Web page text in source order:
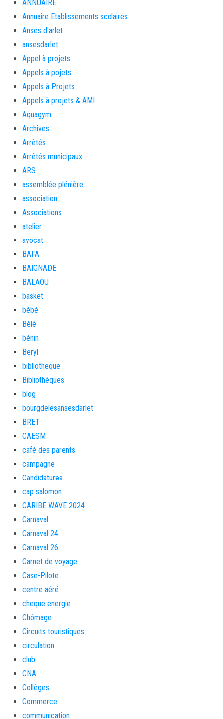
ANNUAIRE
Annuaire Etablissements scolaires
Anses d'arlet
ansesdarlet
Appel à projets
Appels à pojets
Appels à Projets
Appels à projets & AMI
Aquagym
Archives
Arrêtés
Arrêtés municipaux
ARS
assemblée plénière
association
Associations
atelier
avocat
BAFA
BAIGNADE
BALAOU
basket
bébé
Bèlè
bénin
Beryl
bibliotheque
Bibliothèques
blog
bourgdelesansesdarlet
BRET
CAESM
café des parents
campagne
Candidatures
cap salomon
CARIBE WAVE 2024
Carnaval
Carnaval 24
Carnaval 26
Carnet de voyage
Case-Pilote
centre aéré
cheque energie
Chômage
Circuits touristiques
circulation
club
CNA
Collèges
Commerce
communication